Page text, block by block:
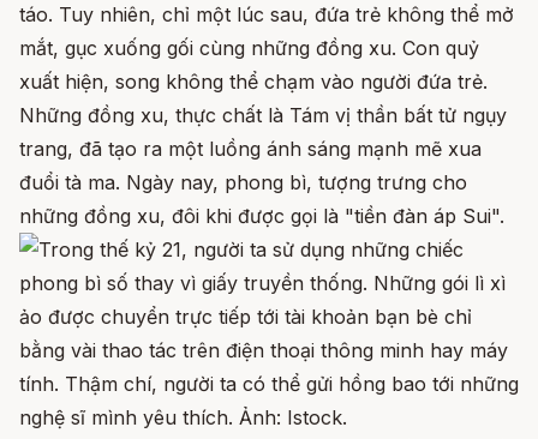
táo. Tuy nhiên, chỉ một lúc sau, đứa trẻ không thể mở
mắt, gục xuống gối cùng những đồng xu. Con quỷ
xuất hiện, song không thể chạm vào người đứa trẻ.
Những đồng xu, thực chất là Tám vị thần bất tử ngụy
trang, đã tạo ra một luồng ánh sáng mạnh mẽ xua
đuổi tà ma. Ngày nay, phong bì, tượng trưng cho
những đồng xu, đôi khi được gọi là "tiền đàn áp Sui".